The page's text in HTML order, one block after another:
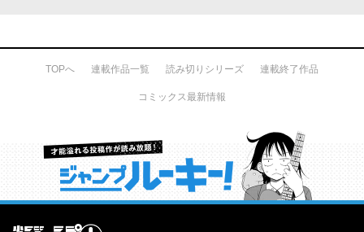
TOPへ 連載作品一覧 読み切りシリーズ 連載終了作品
コミックス最新情報
才能溢れる投稿作が読み放題！ ジャンプルーキー！